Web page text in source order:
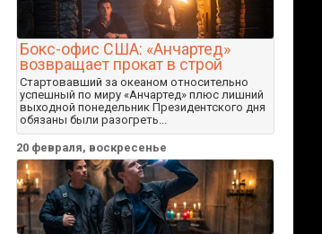
Бокс-офис США: «Анчартед»
возвращает прокат в строй
Стартовавший за океаном относительно
успешный по миру «Анчартед» плюс лишний
выходной понедельник Президентского дня
обязаны были разогреть...
20 февраля, воскресенье